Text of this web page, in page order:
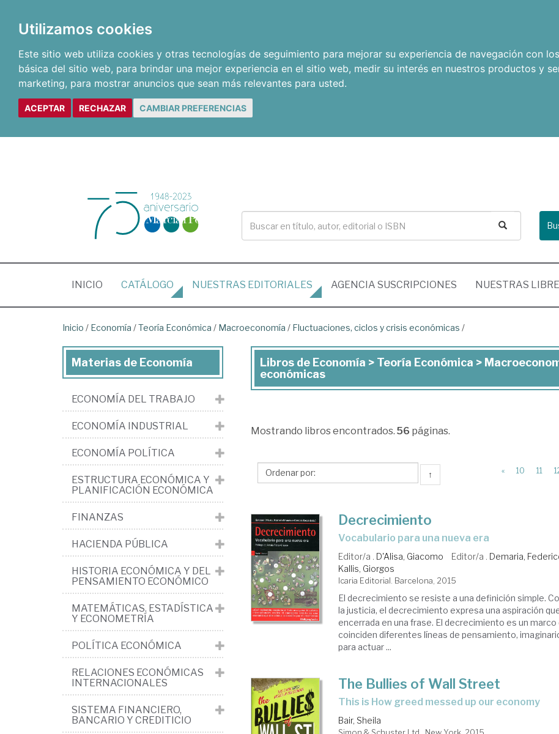
Utilizamos cookies
Este sitio web utiliza cookies y otras tecnologías de seguimiento para mejorar su experiencia de navegación con
básica del sitio web, para brindar una mejor experiencia en el sitio web, medir su interés en nuestros productos y
marketing, para mostrar anuncios que sean más relevantes para usted.
ACEPTAR RECHAZAR CAMBIAR PREFERENCIAS
INICIO (CURRENT)
CATÁLOGO NUESTRAS EDITORIALES AGENCIA SUSCRIPCIONES NUESTRAS
Inicio / Economía /Teoría Económica / Macroeconomía / Fluctuaciones, ciclos y crisis económicas /
Libros
de
>
Económica
>
>
Fluctuaciones,
ciclos
y
crisis
económicas
Libros de Economía > Teoría Económica >
económicas
Mostrando libros encontrados. 56 páginas.
↑ « 10 11
Decrecimiento
vocabulario para una nueva era
Editor/a . D'Alisa, Giacomo Editor/a . Demaria,
Kallis, Giorgos
Icaria Editorial. Barcelona, 2015
El decrecimiento se resiste a una definición simple.
la justicia, el decrecimiento expresa una aspiración
encerrada en una frase. El decrecimiento es un marco
coinciden diferentes líneas de pensamiento,
para actuar ...
The Bullies of Wall Street
this is How greed messed up our economy
Bair, Sheila
Materias de Economía
ECONOMÍA DEL TRABAJO
ECONOMÍA INDUSTRIAL
ECONOMÍA POLÍTICA
ESTRUCTURA ECONÓMICA Y
PLANIFICACIÓN ECONÓMICA
FINANZAS
HACIENDA PÚBLICA
HISTORIA ECONÓMICA Y DEL
PENSAMIENTO ECONÓMICO
MATEMÁTICAS. ESTADÍSTICA
Y ECONOMETRÍA
POLÍTICA ECONÓMICA
RELACIONES ECONÓMICAS
INTERNACIONALES
SISTEMA FINANCIERO,
BANCARIO Y CREDITICIO